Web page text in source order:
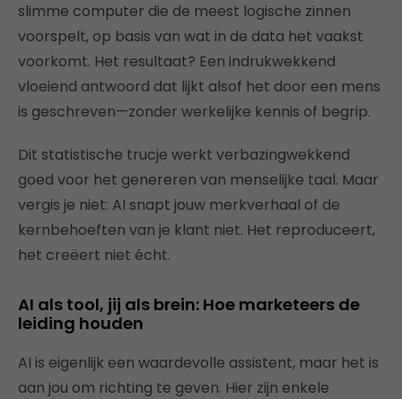
slimme computer die de meest logische zinnen
voorspelt, op basis van wat in de data het vaakst
voorkomt. Het resultaat? Een indrukwekkend
vloeiend antwoord dat lijkt alsof het door een mens
is geschreven—zonder werkelijke kennis of begrip.
Dit statistische trucje werkt verbazingwekkend
goed voor het genereren van menselijke taal. Maar
vergis je niet: AI snapt jouw merkverhaal of de
kernbehoeften van je klant niet. Het reproduceert,
het creëert niet écht.
AI als tool, jij als brein: Hoe marketeers de
leiding houden
AI is eigenlijk een waardevolle assistent, maar het is
aan jou om richting te geven. Hier zijn enkele